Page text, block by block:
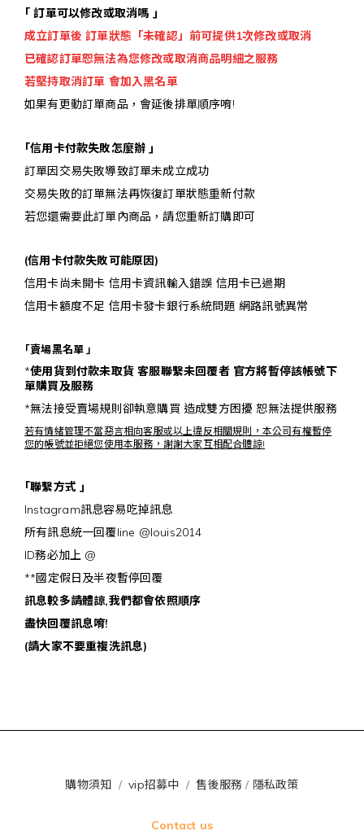
｢ 訂單可以修改或取消嗎 ｣
成立訂單後 訂單狀態「未確認」前可提供1次修改或取消
已確認訂單恕無法為您修改或取消商品明細之服務
若堅持取消訂單 會加入黑名單
如果有更動訂單商品，會延後排單順序唷!
｢信用卡付款失敗怎麼辦 ｣
訂單因交易失敗導致訂單未成立成功
交易失敗的訂單無法再恢復訂單狀態重新付款
若您還需要此訂單內商品，請您重新訂購即可
(信用卡付款失敗可能原因)
信用卡尚未開卡 信用卡資訊輸入錯誤 信用卡已過期
信用卡額度不足 信用卡發卡銀行系統問題 網路訊號異常
｢賣場黑名單 ｣
*使用貨到付款未取貨 客服聯繫未回覆者 官方將暫停該帳號下
單購買及服務
*無法接受賣場規則卻執意購買 造成雙方困擾 恕無法提供服務
若有情緒管理不當惡言相向客服或以上違反相關規則，本公司有權暫停
您的帳號並拒絕您使用本服務，謝謝大家互相配合體諒!
｢聯繫方式 ｣
Instagram訊息容易吃掉訊息
所有訊息統一回覆line @louis2014
ID務必加上 @
**國定假日及半夜暫停回覆
訊息較多請體諒,我們都會依照順序
盡快回覆訊息唷!
(請大家不要重複洗訊息)
購物須知 /vip招募中 /售後服務 / 隱私政策
Contact us